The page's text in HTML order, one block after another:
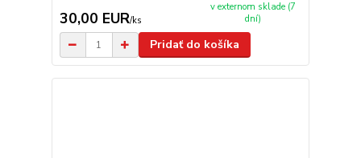
30,00 EUR/ks
v externom sklade (7
dní)
Pridať do košíka